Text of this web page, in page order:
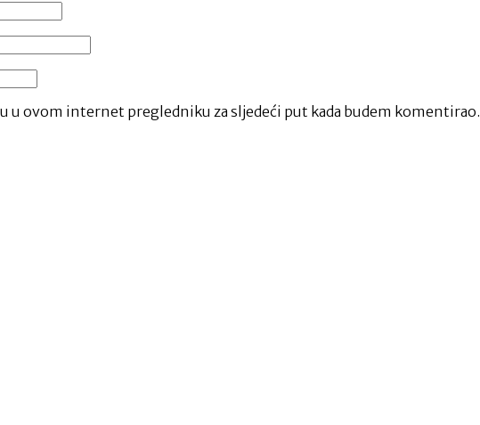
ovom internet pregledniku za sljedeći put kada budem komentirao.